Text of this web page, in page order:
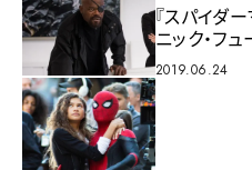
『スパイダー
ニック・フ
2019.06.24